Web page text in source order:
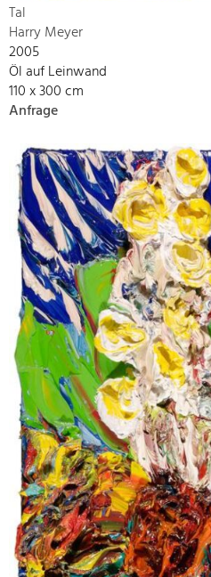
Tal
Harry Meyer
2005
Öl auf Leinwand
110 x 300 cm
Anfrage